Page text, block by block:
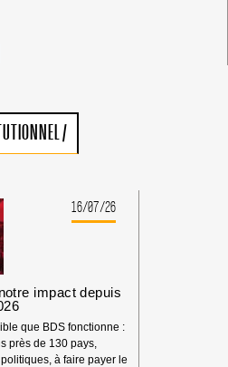
/
16/07/26
impact depuis
que BDS fonctionne :
près de 130 pays,
à faire payer le